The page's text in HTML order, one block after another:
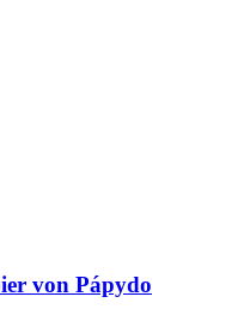
von Pápydo